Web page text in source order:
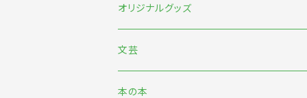
7月『グッバイ・ハロー・ワールド』『終末パ
オリジナルグッズ
文芸
日本文芸
本の本